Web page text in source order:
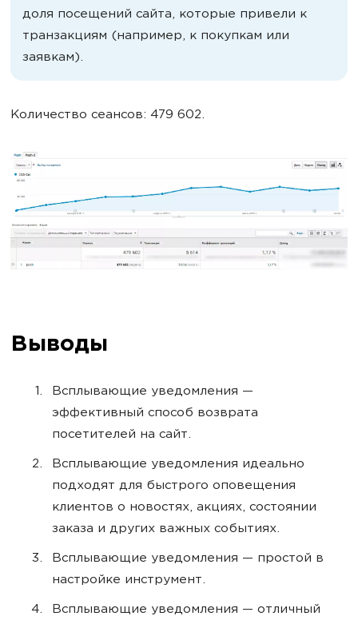
доля посещений сайта, которые привели к
транзакциям (например, к покупкам или
заявкам).
Количество сеансов: 479 602.
Выводы
Всплывающие уведомления —
эффективный способ возврата
посетителей на сайт.
Всплывающие уведомления идеально
подходят для быстрого оповещения
клиентов о новостях, акциях, состоянии
заказа и других важных событиях.
Всплывающие уведомления — простой в
настройке инструмент.
Всплывающие уведомления — отличный